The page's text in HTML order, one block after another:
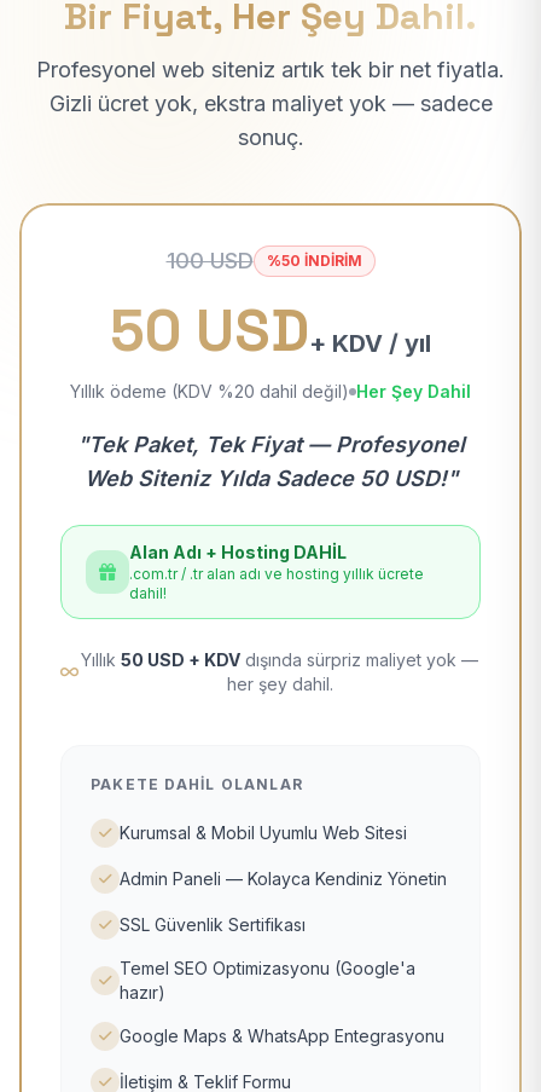
Bir Fiyat, Her Şey Dahil.
Profesyonel web siteniz artık tek bir net fiyatla.
Gizli ücret yok, ekstra maliyet yok — sadece
sonuç.
100 USD %50 İNDİRİM
50 USD+ KDV / yıl
Yıllık ödeme (KDV %20 dahil değil) Her Şey Dahil
"Tek Paket, Tek Fiyat — Profesyonel
Web Siteniz Yılda Sadece 50 USD!"
Alan Adı + Hosting DAHİL
.com.tr / .tr alan adı ve hosting yıllık ücrete
dahil!
Yıllık 50 USD + KDV dışında sürpriz maliyet yok —
her şey dahil.
PAKETE DAHIL OLANLAR
Kurumsal & Mobil Uyumlu Web Sitesi
Admin Paneli — Kolayca Kendiniz Yönetin
SSL Güvenlik Sertifikası
Temel SEO Optimizasyonu (Google'a
hazır)
Google Maps & WhatsApp Entegrasyonu
İletişim & Teklif Formu